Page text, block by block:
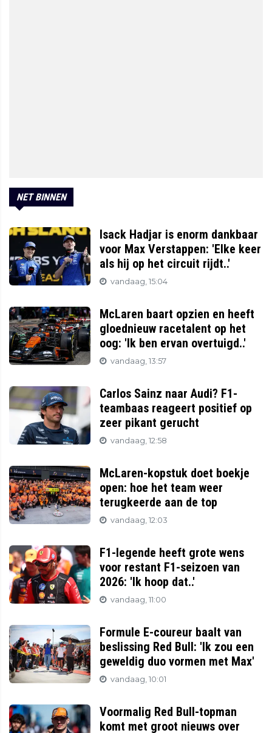
NET BINNEN
Isack Hadjar is enorm dankbaar
voor Max Verstappen: 'Elke keer
als hij op het circuit rijdt..'
vandaag, 15:04
McLaren baart opzien en heeft
gloednieuw racetalent op het
oog: 'Ik ben ervan overtuigd..'
vandaag, 13:57
Carlos Sainz naar Audi? F1-
teambaas reageert positief op
zeer pikant gerucht
vandaag, 12:58
McLaren-kopstuk doet boekje
open: hoe het team weer
terugkeerde aan de top
vandaag, 12:03
F1-legende heeft grote wens
voor restant F1-seizoen van
2026: 'Ik hoop dat..'
vandaag, 11:00
Formule E-coureur baalt van
beslissing Red Bull: 'Ik zou een
geweldig duo vormen met Max'
vandaag, 10:01
Voormalig Red Bull-topman
komt met groot nieuws over